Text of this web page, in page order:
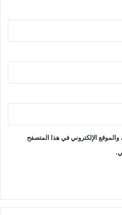
الإلكتروني في هذا المتصفح